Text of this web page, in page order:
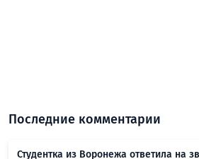
Последние комментарии
Студентка из Воронежа ответила на